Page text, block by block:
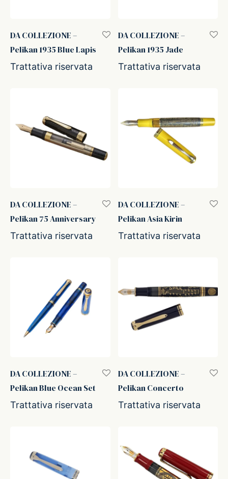
DA COLLEZIONE –
Pelikan 1935 Blue Lapis
Trattativa riservata
DA COLLEZIONE –
Pelikan 1935 Jade
Trattativa riservata
DA COLLEZIONE –
Pelikan 75 Anniversary
Trattativa riservata
DA COLLEZIONE –
Pelikan Asia Kirin
Trattativa riservata
DA COLLEZIONE –
Pelikan Blue Ocean Set
Trattativa riservata
DA COLLEZIONE –
Pelikan Concerto
Trattativa riservata